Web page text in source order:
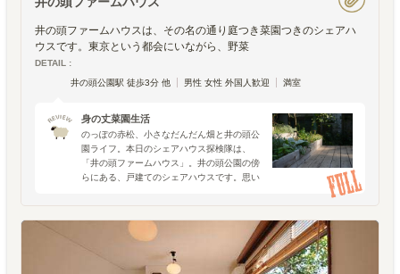
井の頭ファームハウスは、その名の通り庭つき菜園つきのシェアハ
ウスです。東京という都会にいながら、野菜
DETAIL :
井の頭公園駅 徒歩3分 他
男性 女性 外国人歓迎 満室
身の丈菜園生活
のっぽの赤松、小さなだんだん畑と井の頭公
園ライフ。本日のシェアハウス探検隊は、
「井の頭ファームハウス」。井の頭公園の傍
らにある、戸建てのシェアハウスです。思い
くにあった公園が井の頭公園でした。休日の
たびに園内をほつほつと